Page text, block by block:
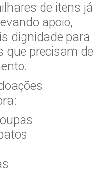
de itens já
apoio,
dignidade para
que precisam de